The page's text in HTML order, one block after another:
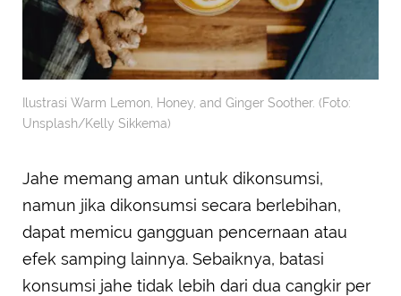
Ilustrasi Warm Lemon, Honey, and Ginger Soother. (Foto:
Unsplash/Kelly Sikkema)
Jahe memang aman untuk dikonsumsi,
namun jika dikonsumsi secara berlebihan,
dapat memicu gangguan pencernaan atau
efek samping lainnya. Sebaiknya, batasi
konsumsi jahe tidak lebih dari dua cangkir per